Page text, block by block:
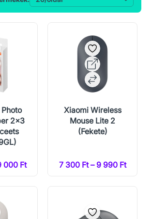
2x3
000 Ft
Xiaomi Wireless
Mouse Lite 2
(Fekete)
7 300 Ft – 9 990 Ft